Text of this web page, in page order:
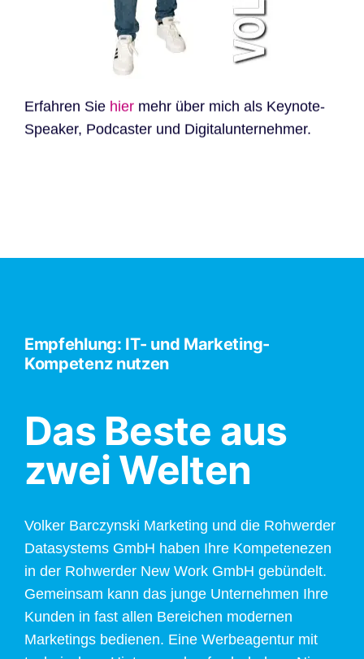
Erfahren Sie hiermehr über mich als Keynote-
Speaker, Podcaster und Digitalunternehmer.
Empfehlung: IT- und Marketing-
Kompetenz nutzen
Das Beste aus
zwei Welten
Volker Barczynski Marketing und die Rohwerder
Datasystems GmbH haben Ihre Kompetenezen
in der Rohwerder New Work GmbH gebündelt.
Gemeinsam kann das junge Unternehmen Ihre
Kunden in fast allen Bereichen modernen
Marketings bedienen. Eine Werbeagentur mit